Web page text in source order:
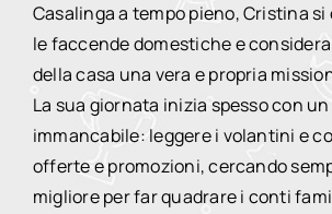
Casalinga a tempo pieno, Cristina
le faccende domestiche e
della casa una vera e propria
La sua giornata inizia spesso con
immancabile: leggere i volantini e
offerte e promozioni, cercando
migliore per far quadrare i conti